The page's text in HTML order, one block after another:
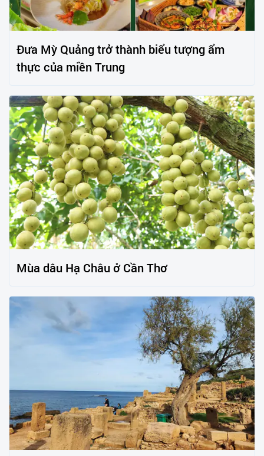
Đưa Mỳ Quảng trở thành biểu tượng ẩm
thực của miền Trung
Mùa dâu Hạ Châu ở Cần Thơ